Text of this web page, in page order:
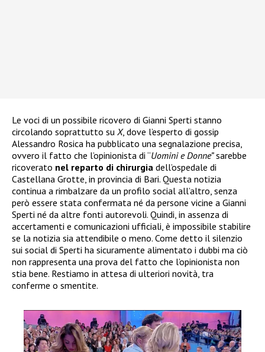
Le voci di un possibile ricovero di Gianni Sperti stanno
circolando soprattutto su X, dove l’esperto di gossip
Alessandro Rosica ha pubblicato una segnalazione precisa,
ovvero il fatto che l’opinionista di “Uomini e Donne”sarebbe
ricoverato nel reparto di chirurgia dell’ospedale di
Castellana Grotte, in provincia di Bari. Questa notizia
continua a rimbalzare da un profilo social all’altro, senza
però essere stata confermata né da persone vicine a Gianni
Sperti né da altre fonti autorevoli. Quindi, in assenza di
accertamenti e comunicazioni ufficiali, è impossibile stabilire
se la notizia sia attendibile o meno. Come detto il silenzio
sui social di Sperti ha sicuramente alimentato i dubbi ma ciò
non rappresenta una prova del fatto che l’opinionista non
stia bene. Restiamo in attesa di ulteriori novità, tra
conferme o smentite.